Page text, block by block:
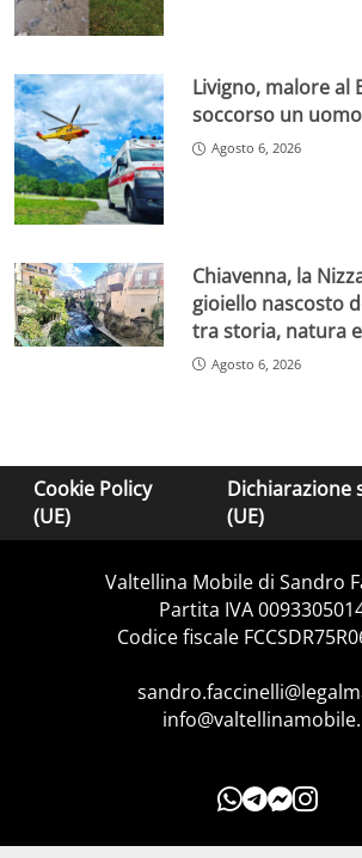
Livigno, malore al
soccorso un
Agosto 6, 2026
Chiavenna, la
gioiello nascosto
tra storia, natura
Agosto 6, 2026
Cookie Policy
(UE)
Dichiarazione
(UE)
Valtellina Mobile di Sandro
Partita IVA
Codice fiscale